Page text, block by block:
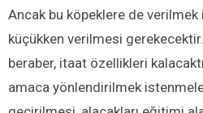
Ancak bu köpeklere de
küçükken verilmesi
beraber, itaat özellikleri
amaca yönlendirilmek